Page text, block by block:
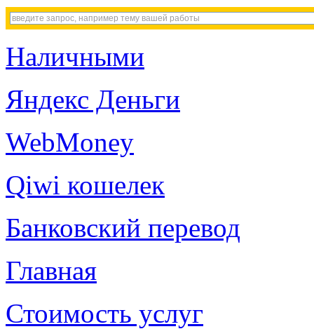
Наличными
Яндекс Деньги
WebMoney
Qiwi кошелек
Банковский перевод
Главная
Стоимость услуг